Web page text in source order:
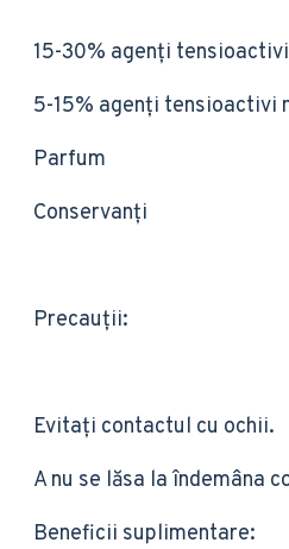
15-30% agenți
5-15% agenți tensioactivi
Parfum
Conservanți
Precauții:
Evitați contactul cu ochii.
A nu se lăsa la îndemâna
Beneficii suplimentare: